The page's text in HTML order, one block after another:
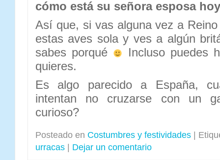
cómo está su señora esposa
Así que, si vas alguna vez a
estas aves sola y ves a algún
sabes porqué
Incluso puedes
quieres.
Es algo parecido a España,
intentan no cruzarse con un
curioso?
Posteado en Costumbres y festividades
urracas
Dejar un comentario